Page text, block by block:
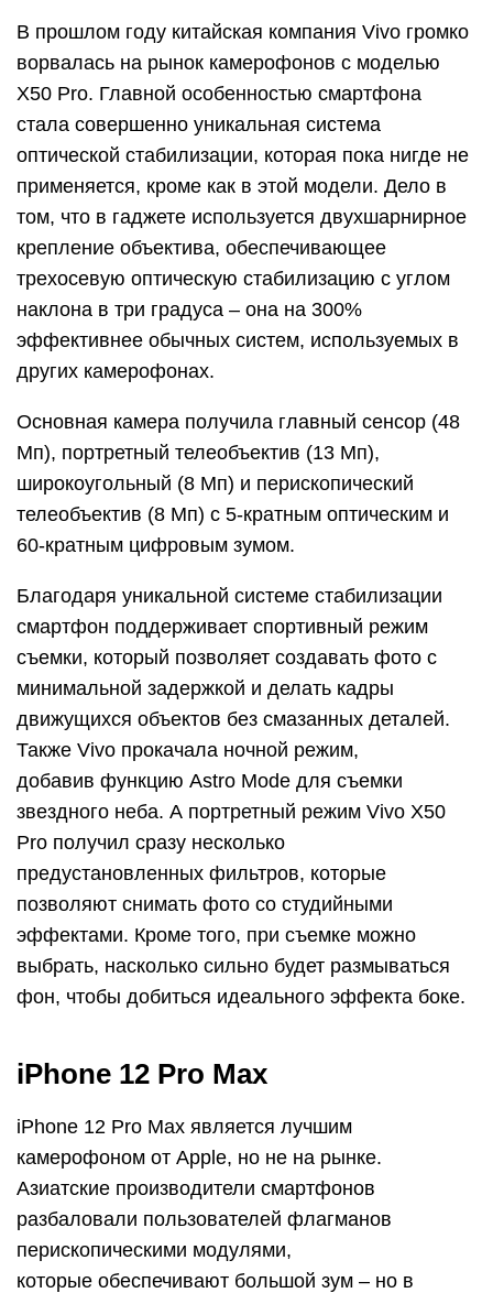
В прошлом году китайская компания Vivo громко
ворвалась на рынок камерофонов с моделью
X50 Pro. Главной особенностью смартфона
стала совершенно уникальная система
оптической стабилизации, которая пока нигде не
применяется, кроме как в этой модели. Дело в
том, что в гаджете используется двухшарнирное
крепление объектива, обеспечивающее
трехосевую оптическую стабилизацию с углом
наклона в три градуса – она на 300%
эффективнее обычных систем, используемых в
других камерофонах.
Основная камера получила главный сенсор (48
Мп), портретный телеобъектив (13 Мп),
широкоугольный (8 Мп) и перископический
телеобъектив (8 Мп) с 5-кратным оптическим и
60-кратным цифровым зумом.
Благодаря уникальной системе стабилизации
смартфон поддерживает спортивный режим
съемки, который позволяет создавать фото с
минимальной задержкой и делать кадры
движущихся объектов без смазанных деталей.
Также Vivo прокачала ночной режим,
добавив функцию Astro Mode для съемки
звездного неба. А портретный режим Vivo X50
Pro получил сразу несколько
предустановленных фильтров, которые
позволяют снимать фото со студийными
эффектами. Кроме того, при съемке можно
выбрать, насколько сильно будет размываться
фон, чтобы добиться идеального эффекта боке.
iPhone 12 Pro Max
iPhone 12 Pro Max является лучшим
камерофоном от Apple, но не на рынке.
Азиатские производители смартфонов
разбаловали пользователей флагманов
перископическими модулями,
которые обеспечивают большой зум – но в